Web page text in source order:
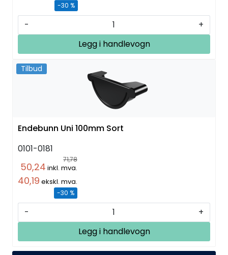
-30 %
-
+
Legg i handlevogn
Tilbud
Endebunn Uni 100mm Sort
0101-0181
71,78
50,24 inkl. mva.
40,19 ekskl. mva.
-30 %
-
+
Legg i handlevogn